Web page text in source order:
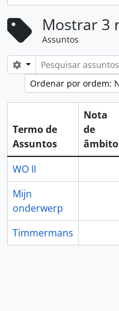
Mostrar 3
Assuntos
Opções de busca
Ordenar por ordem:
Termo de
Assuntos
Nota
de
âmbito
WO II
Mijn
onderwerp
Timmermans